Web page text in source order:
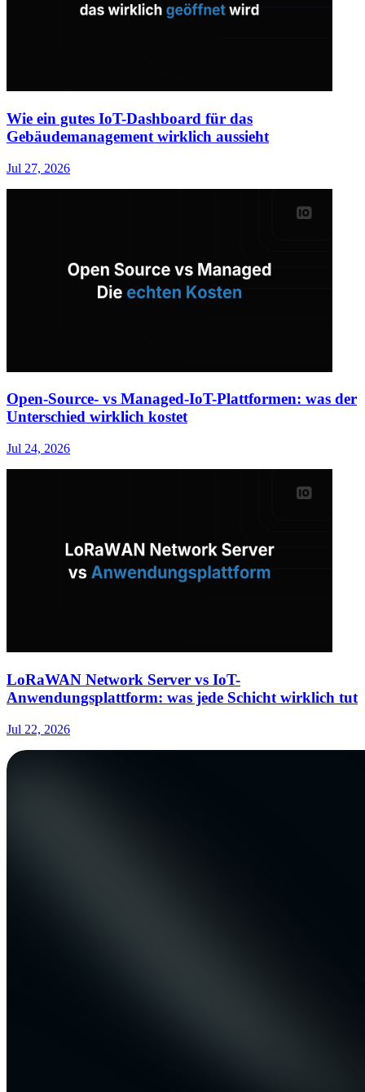
Wie ein gutes IoT-Dashboard für das
Gebäudemanagement wirklich aussieht
Jul 27, 2026
Open-Source- vs Managed-IoT-Plattformen: was der
Unterschied wirklich kostet
Jul 24, 2026
LoRaWAN Network Server vs IoT-
Anwendungsplattform: was jede Schicht wirklich tut
Jul 22, 2026